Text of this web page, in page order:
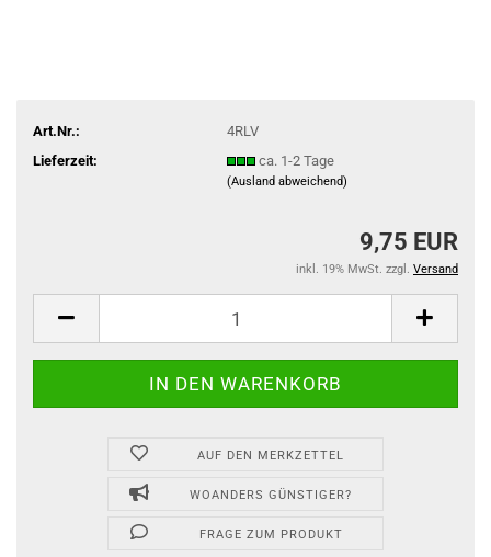
Art.Nr.:
4RLV
Lieferzeit:
ca. 1-2 Tage
(Ausland abweichend)
9,75 EUR
inkl. 19% MwSt. zzgl. Versand
AUF DEN MERKZETTEL
WOANDERS GÜNSTIGER?
FRAGE ZUM PRODUKT